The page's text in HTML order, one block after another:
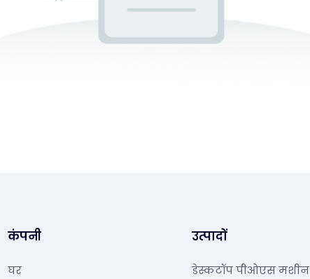
कंपनी
घर
उत्पादों
डेस्कटॉप पीओएस मशीन